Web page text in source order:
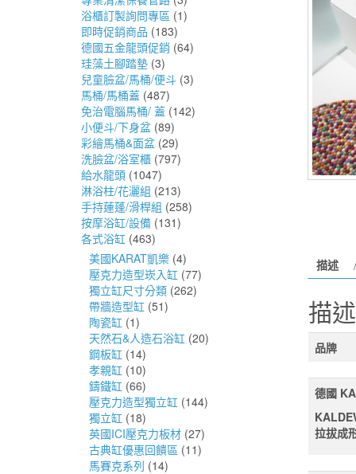
浴櫃訂製詢問專區 (1)
即時促銷商品 (183)
德國五金龍頭促銷 (64)
珪藻土腳踏墊 (3)
兒童臉盆/馬桶/便斗 (3)
馬桶/馬桶蓋 (487)
免治電腦馬桶/ 蓋 (142)
小便斗/下身盆 (89)
彩繪馬桶&面盆 (29)
洗臉盆/浴室櫃 (797)
給水龍頭 (1047)
淋浴柱/花灑組 (213)
手持蓮蓬/滑桿組 (258)
按摩浴缸/設備 (131)
各式浴缸 (463)
美國KARAT凱樂 (4)
壓克力造型崁入缸 (77)
獨立缸尺寸分類 (262)
帶牆造型缸 (51)
陶瓷缸 (1)
天然石&人造石浴缸 (20)
鋼板缸 (14)
孝親缸 (10)
鑄鐵缸 (66)
壓克力造型獨立缸 (144)
獨立缸 (18)
英國ICI壓克力板材 (27)
古典缸優惠回饋區 (11)
馬賽克系列 (14)
描述
描述
品牌
德國
拉拔成